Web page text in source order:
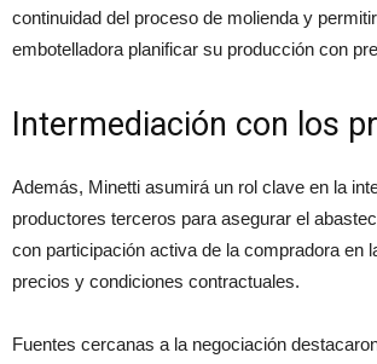
continuidad del proceso de molienda y
embotelladora planificar su producción con
Intermediación con los
Además, Minetti asumirá un rol clave en la
productores terceros para asegurar el
con participación activa de la compradora en
precios y condiciones contractuales.
Fuentes cercanas a la negociación